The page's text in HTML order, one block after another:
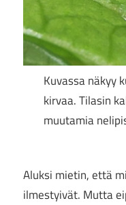
Kuvassa näkyy
kirvaa. Tilasin
muutamia
Aluksi mietin, että
ilmestyivät. Mutta